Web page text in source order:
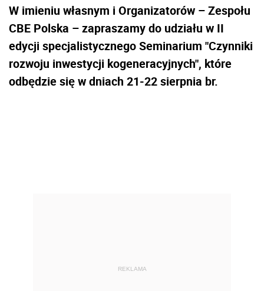
W imieniu własnym i Organizatorów – Zespołu
CBE Polska – zapraszamy do udziału w II
edycji specjalistycznego Seminarium "Czynniki
rozwoju inwestycji kogeneracyjnych", które
odbędzie się w dniach 21-22 sierpnia br.
REKLAMA